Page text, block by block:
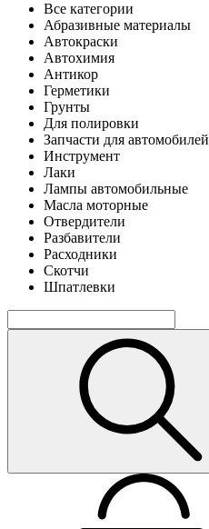
Все категории
Абразивные материалы
Автокраски
Автохимия
Антикор
Герметики
Грунты
Для полировки
Запчасти для автомобилей
Инструмент
Лаки
Лампы автомобильные
Масла моторные
Отвердители
Разбавители
Расходники
Скотчи
Шпатлевки